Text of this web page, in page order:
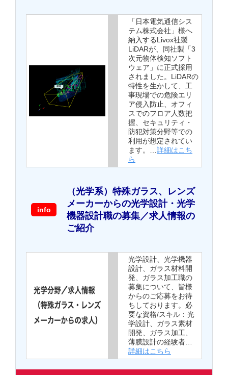
「日本電気通信シス
テム株式会社」様へ
納入するLivox社製
LiDARが、同社製「3
次元物体検知ソフト
ウェア」に正式採用
されました。LiDARの
特性を生かして、工
事現場での危険エリ
ア侵入防止、オフィ
スでのフロア人数把
握、セキュリティ・
防犯対策分野等での
利用が想定されてい
ます。… 詳細はこち
ら
info
（光学系）特殊ガラス、レンズ
メーカーからの光学設計・光学
機器設計職の募集／求人情報の
ご紹介
光学設計、光学機器
設計、ガラス材料開
発、ガラス加工職の
募集について、皆様
からのご応募をお待
ちしております。必
要な資格/スキル：光
学設計、ガラス素材
開発、ガラス加工、
薄膜設計の経験者…
詳細はこちら